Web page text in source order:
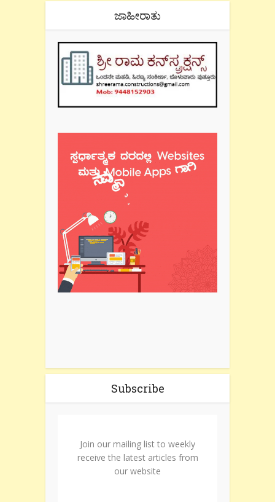
ಜಾಹೀರಾತು
Subscribe
Join our mailing list to weekly
receive the latest articles from
our website